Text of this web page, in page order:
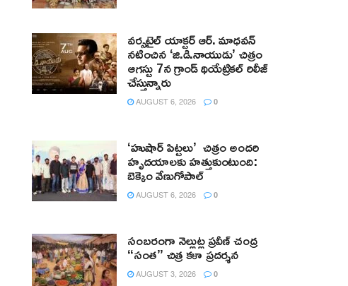
వర్సటైల్ యాక్టర్ ఆర్‌. మాధవన్‌
నటించిన ‘జి.డి.నాయుడు’ చిత్రం
ఆగస్టు 7న గ్రాండ్ థియేట్రికల్ రిలీజ్
చేస్తున్నారు
AUGUST 6, 2026 0
‘హుషార్‌ పిట్టలు’ చిత్రం అందరి
హృదయాలకు హత్తుకుంటుంది:
బెక్కెం వేణుగోపాల్‌
AUGUST 6, 2026 0
సంబరంగా నెల్లుట్ల ప్రవీణ్ చంద్ర
“సంత” చిత్ర కళా ప్రదర్శన
AUGUST 3, 2026 0